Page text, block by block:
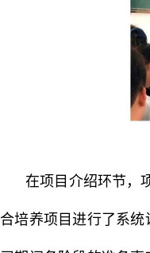
在项目介绍环节，
合培养项目进行了系